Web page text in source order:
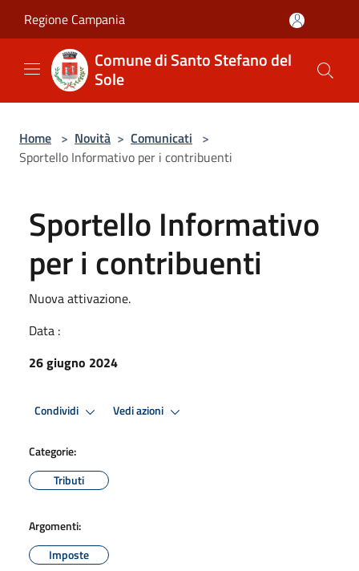
Regione Campania
Comune di Santo Stefano del
Sole
Home > Novità > Comunicati >
Sportello Informativo per i contribuenti
Sportello Informativo
per i contribuenti
Nuova attivazione.
Data :
26 giugno 2024
Condividi Vedi azioni
Categorie:
Tributi
Argomenti:
Imposte